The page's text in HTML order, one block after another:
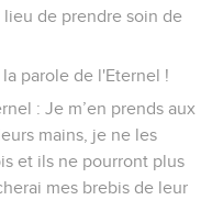
lieu de prendre soin de
parole de l'Eternel !
: Je m’en prends aux
mains, je ne les
et ils ne pourront plus
mes brebis de leur